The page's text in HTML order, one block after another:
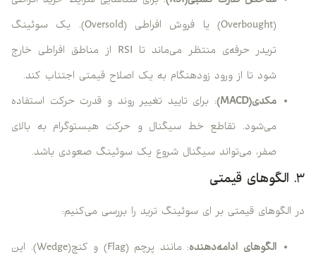
(Overbought) یا فروش افراطی (Oversold). یک سوئینگ
تریدر حرفه‌ی منتظر می‌ماند تا RSI از مناطق افراطی خارج
شود تا از ورود زودهنگام به یک اصلاح قیمتی اجتناب کند.
مکدی(MACD)
: برای تایید تغییر روند و قدرت حرکت استفاده
می‌شود. تقاطع خط سیگنال و حرکت هیستوگرام به بالای
صفر، می‌تواند سیگنال شروع یک سوئینگ صعودی باشد.
۳. الگوهای قیمتی
در الگوهای قیمتی بر ای سوئینگ ترید را بررسی می‌کنیم:
الگوهای ادامه‌دهنده
: مانند پرچم (Flag) و کنج(Wedge). این